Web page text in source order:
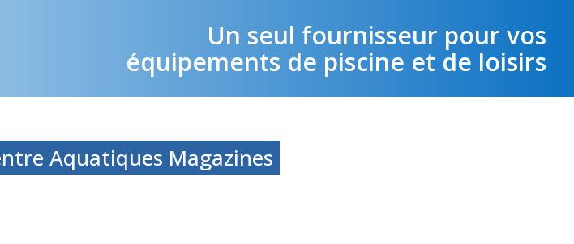
Un seul fournisseur pour vos
équipements de piscine et de loisirs
Aquatiques Magazines